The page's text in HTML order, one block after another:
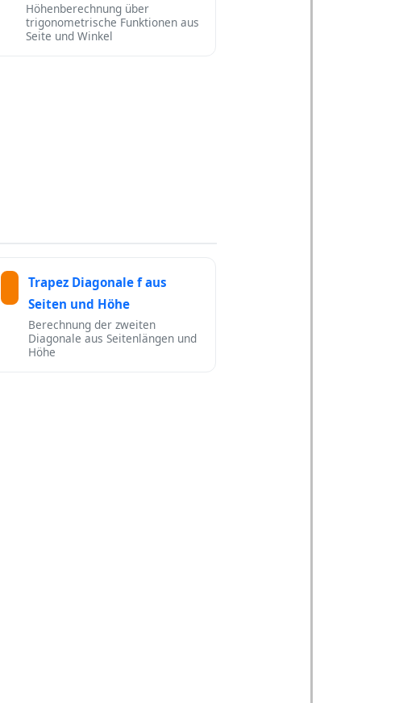
Höhenberechnung über
trigonometrische Funktionen aus
Seite und Winkel
Trapez Diagonale f aus
Seiten und Höhe
Berechnung der zweiten
Diagonale aus Seitenlängen und
Höhe